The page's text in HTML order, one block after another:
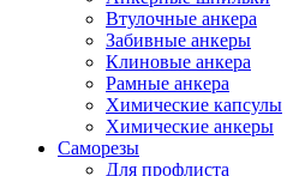
Втулочные анкера
Забивные анкеры
Клиновые анкера
Рамные анкера
Химические капсулы
Химические анкеры
Саморезы
Для профлиста